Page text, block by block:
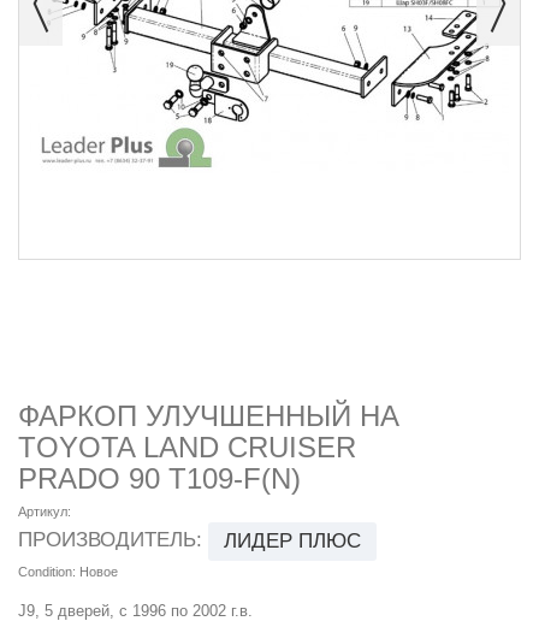
ФАРКОП УЛУЧШЕННЫЙ НА
TOYOTA LAND CRUISER
PRADO 90 T109-F(N)
Артикул:
ПРОИЗВОДИТЕЛЬ: ЛИДЕР ПЛЮС
Condition: Новое
J9, 5 дверей, с 1996 по 2002 г.в.